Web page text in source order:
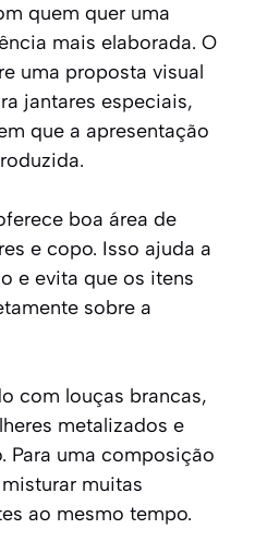
quem quer uma
mais elaborada. O
uma proposta visual
jantares especiais,
que a apresentação
boa área de
e copo. Isso ajuda a
e evita que os itens
sobre a
com louças brancas,
metalizados e
Para uma composição
muitas
ao mesmo tempo.